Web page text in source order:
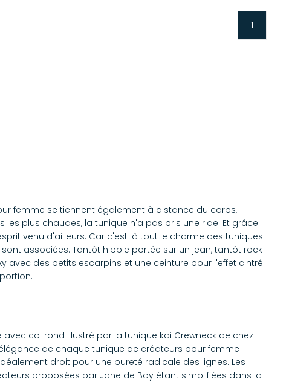
1
femme se tiennent également à distance du corps,
plus chaudes, la tunique n'a pas pris une ride. Et grâce
venu d'ailleurs. Car c'est là tout le charme des tuniques
associées. Tantôt hippie portée sur un jean, tantôt rock
des petits escarpins et une ceinture pour l'effet cintré.
col rond illustré par la tunique kai Crewneck de chez
de chaque tunique de créateurs pour femme
droit pour une pureté radicale des lignes. Les
proposées par Jane de Boy étant simplifiées dans la